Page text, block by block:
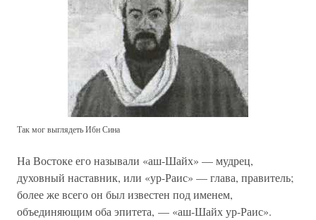
Так мог выглядеть Ибн Сина
На Востоке его называли «аш-Шайх» — мудрец,
духовный наставник, или «ур-Раис» — глава, правитель;
более же всего он был известен под именем,
объединяющим оба эпитета, — «аш-Шайх ур-Раис».